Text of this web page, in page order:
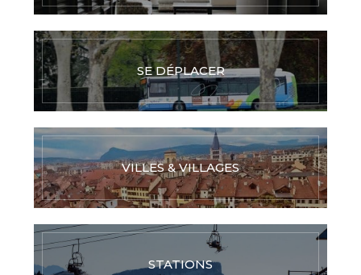
SE DÉPLACER
VILLES & VILLAGES
STATIONS